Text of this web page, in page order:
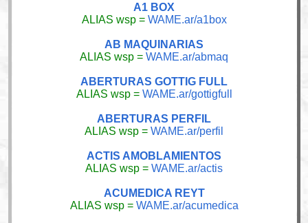
A1 BOX
ALIAS wsp = WAME.ar/a1box
AB MAQUINARIAS
ALIAS wsp = WAME.ar/abmaq
ABERTURAS GOTTIG FULL
ALIAS wsp = WAME.ar/gottigfull
ABERTURAS PERFIL
ALIAS wsp = WAME.ar/perfil
ACTIS AMOBLAMIENTOS
ALIAS wsp = WAME.ar/actis
ACUMEDICA REYT
ALIAS wsp = WAME.ar/acumedica